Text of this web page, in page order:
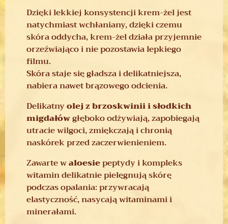
Dzięki lekkiej konsystencji krem-żel ​​jest
natychmiast wchłaniany, dzięki czemu
skóra oddycha, krem-żel działa przyjemnie
orzeźwiająco i nie pozostawia lepkiego
filmu.
Skóra staje się gładsza i delikatniejsza,
nabiera nawet brązowego odcienia.
Delikatnyolej z brzoskwinii i słodkich
migdałówgłęboko odżywiają, zapobiegają
utracie wilgoci, zmiękczają i chronią
naskórek przed zaczerwienieniem.
Zawarte waloesiepeptydy i kompleks
witamin delikatnie pielęgnują skórę
podczas opalania: przywracają
elastyczność, nasycają witaminami i
minerałami.